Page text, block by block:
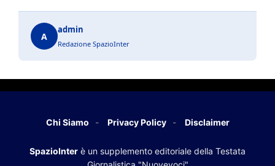
A
admin
Redazione SpazioInter
Chi Siamo Privacy Policy Disclaimer
SpazioInter è un supplemento editoriale della Testata